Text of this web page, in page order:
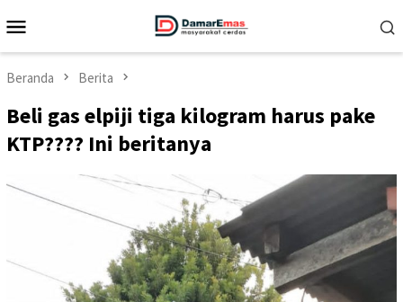
ke
Mobile
Beranda Berita
Beli gas elpiji tiga kilogram harus pake
KTP???? Ini beritanya